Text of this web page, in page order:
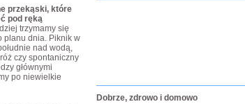
Dobrze, zdrowo i domowo
przekąski, które
pod ręką
trzymamy się
planu dnia. Piknik w
nad wodą,
czy spontaniczny
głównymi
po niewielkie